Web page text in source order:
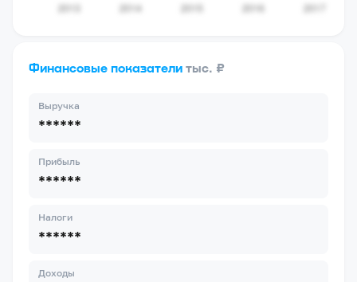
Финансовые показатели тыс. ₽
Выручка
******
Прибыль
******
Налоги
******
Доходы